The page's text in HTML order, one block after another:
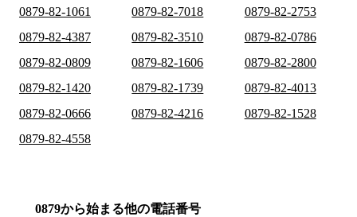
0879-82-1061
0879-82-7018
0879-82-2753
0879-82-4387
0879-82-3510
0879-82-0786
0879-82-0809
0879-82-1606
0879-82-2800
0879-82-1420
0879-82-1739
0879-82-4013
0879-82-0666
0879-82-4216
0879-82-1528
0879-82-4558
0879から始まる他の電話番号